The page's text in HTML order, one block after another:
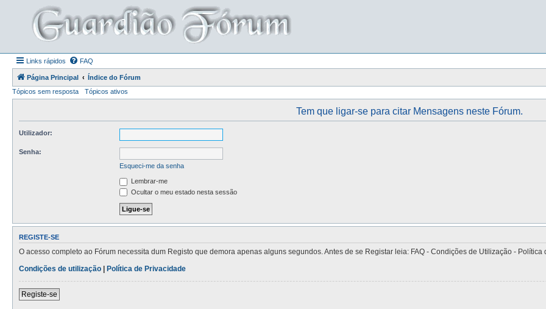
Links rápidos FAQ
Página Principal
Índice do Fórum
Tópicos sem resposta
Tópicos ativos
Tem que ligar-se para citar Mensagens neste Fórum.
Utilizador:
Senha:
Esqueci-me da senha
Lembrar-me
Ocultar o meu estado nesta sessão
REGISTE-SE
O acesso completo ao Fórum necessita dum Registo que demora apenas alguns segundos. Antes de se Registar leia: FAQ - Condições de Utilização -
Condições de utilização | Política de Privacidade
Registe-se